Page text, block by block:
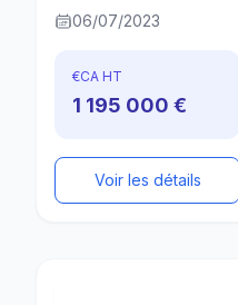
06/07/2023
€CA HT
1 195 000 €
Voir les détails